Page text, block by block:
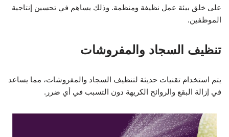
على خلق بيئة عمل نظيفة ومنظمة. وذلك يساهم في تحسين إنتاجية
الموظفين.
تنظيف السجاد والمفروشات
يتم استخدام تقنيات حديثة لتنظيف السجاد والمفروشات، مما يساعد
في إزالة البقع والروائح الكريهة دون التسبب في أي ضرر.